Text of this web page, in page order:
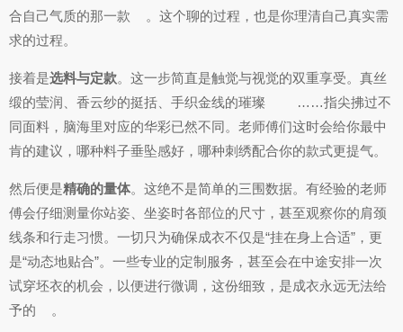
合自己气质的那一款
。这个聊的过程，也是你理清自己真实需
求的过程。
接着是选料与定款。这一步简直是触觉与视觉的双重享受。真丝
缎的莹润、香云纱的挺括、手织金线的璀璨
……指尖拂过不
同面料，脑海里对应的华彩已然不同。老师傅们这时会给你最中
肯的建议，哪种料子垂坠感好，哪种刺绣配合你的款式更提气。
然后便是精确的量体。这绝不是简单的三围数据。有经验的老师
傅会仔细测量你站姿、坐姿时各部位的尺寸，甚至观察你的肩颈
线条和行走习惯。一切只为确保成衣不仅是“挂在身上合适”，更
是“动态地贴合”。一些专业的定制服务，甚至会在中途安排一次
试穿坯衣的机会，以便进行微调，这份细致，是成衣永远无法给
予的
。